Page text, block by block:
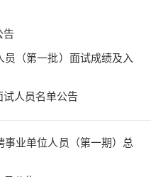
告
（第一批）面试成绩及入
试人员名单公告
事业单位人员（第一期）总